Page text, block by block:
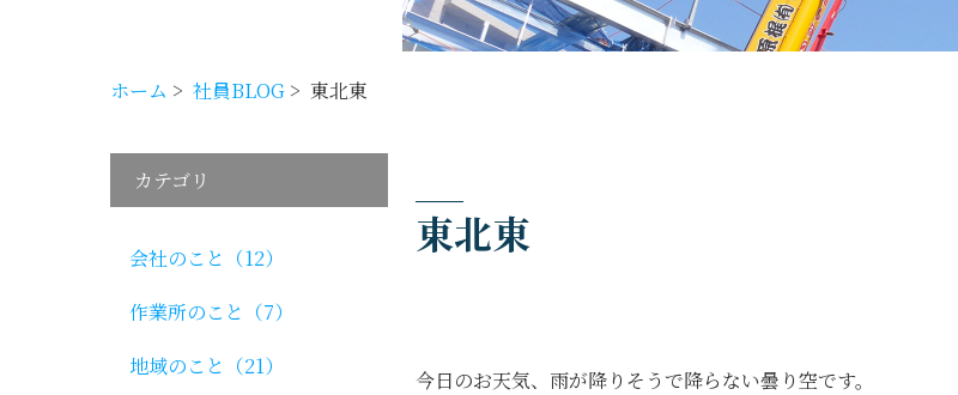
ホーム > 社員BLOG > 東北東
東北東
今日のお天気、雨が降りそうで降らない曇り空です。
カテゴリ
会社のこと（12）
作業所のこと（7）
地域のこと（21）